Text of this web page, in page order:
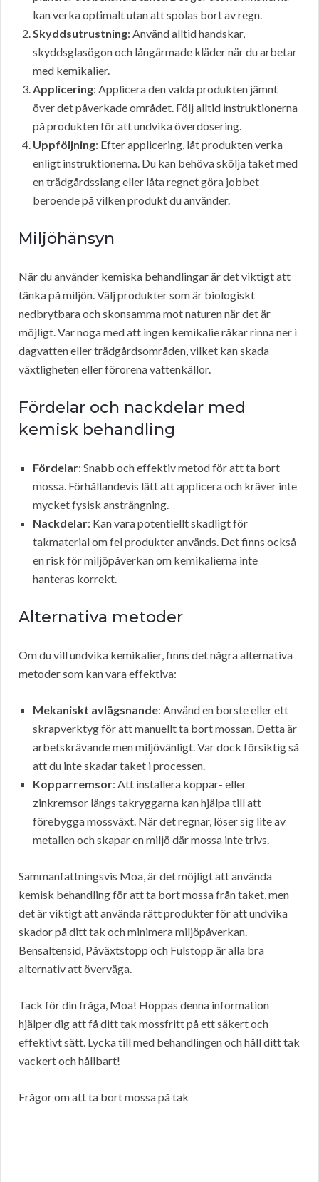
kan verka optimalt utan att spolas bort av regn.
Skyddsutrustning: Använd alltid handskar,
skyddsglasögon och långärmade kläder när du arbetar
med kemikalier.
Applicering: Applicera den valda produkten jämnt
över det påverkade området. Följ alltid instruktionerna
på produkten för att undvika överdosering.
Uppföljning: Efter applicering, låt produkten verka
enligt instruktionerna. Du kan behöva skölja taket med
en trädgårdsslang eller låta regnet göra jobbet
beroende på vilken produkt du använder.
Miljöhänsyn
När du använder kemiska behandlingar är det viktigt att
tänka på miljön. Välj produkter som är biologiskt
nedbrytbara och skonsamma mot naturen när det är
möjligt. Var noga med att ingen kemikalie råkar rinna ner i
dagvatten eller trädgårdsområden, vilket kan skada
växtligheten eller förorena vattenkällor.
Fördelar och nackdelar med
kemisk behandling
Fördelar: Snabb och effektiv metod för att ta bort
mossa. Förhållandevis lätt att applicera och kräver inte
mycket fysisk ansträngning.
Nackdelar: Kan vara potentiellt skadligt för
takmaterial om fel produkter används. Det finns också
en risk för miljöpåverkan om kemikalierna inte
hanteras korrekt.
Alternativa metoder
Om du vill undvika kemikalier, finns det några alternativa
metoder som kan vara effektiva:
Mekaniskt avlägsnande: Använd en borste eller ett
skrapverktyg för att manuellt ta bort mossan. Detta är
arbetskrävande men miljövänligt. Var dock försiktig så
att du inte skadar taket i processen.
Kopparremsor: Att installera koppar- eller
zinkremsor längs takryggarna kan hjälpa till att
förebygga mossväxt. När det regnar, löser sig lite av
metallen och skapar en miljö där mossa inte trivs.
Sammanfattningsvis Moa, är det möjligt att använda
kemisk behandling för att ta bort mossa från taket, men
det är viktigt att använda rätt produkter för att undvika
skador på ditt tak och minimera miljöpåverkan.
Bensaltensid, Påväxtstopp och Fulstopp är alla bra
alternativ att överväga.
Tack för din fråga, Moa! Hoppas denna information
hjälper dig att få ditt tak mossfritt på ett säkert och
effektivt sätt. Lycka till med behandlingen och håll ditt tak
vackert och hållbart!
Frågor om att ta bort mossa på tak